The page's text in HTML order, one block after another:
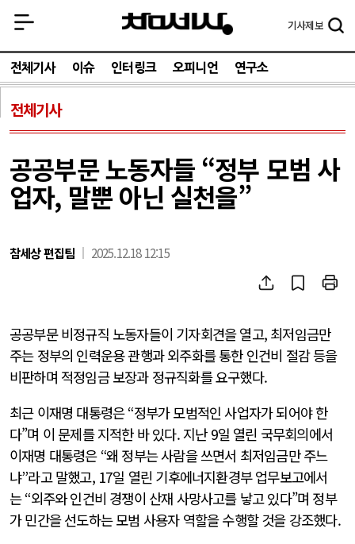
기사제보
전체기사 이슈 인터링크 오피니언 연구소
전체기사
공공부문 노동자들 “정부 모범 사
업자, 말뿐 아닌 실천을”
참세상 편집팀 2025.12.18 12:15
공공부문 비정규직 노동자들이 기자회견을 열고, 최저임금만
주는 정부의 인력운용 관행과 외주화를 통한 인건비 절감 등을
비판하며 적정임금 보장과 정규직화를 요구했다.
최근 이재명 대통령은“정부가 모범적인 사업자가 되어야 한
다”며 이 문제를 지적한 바 있다. 지난 9일 열린 국무회의에서
이재명 대통령은 “왜 정부는 사람을 쓰면서 최저임금만 주느
냐”라고 말했고, 17일 열린 기후에너지환경부 업무보고에서
는“외주와 인건비 경쟁이 산재 사망사고를 낳고 있다”며 정부
가 민간을 선도하는 모범 사용자 역할을 수행할 것을 강조했다.